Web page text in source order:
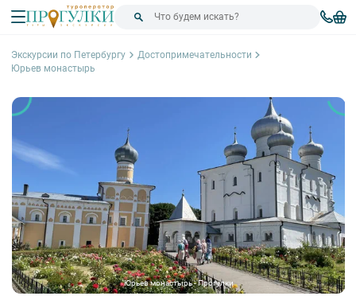
Экскурсии по Петербургу
Достопримечательности
Юрьев монастырь
Юрьев монастырь - Прогулки